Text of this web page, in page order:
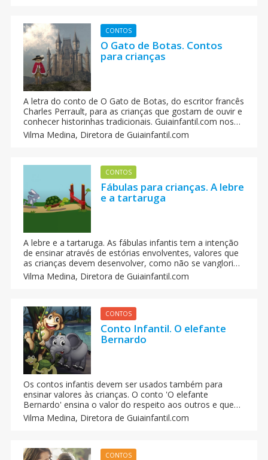
CONTOS
O Gato de Botas. Contos
para crianças
A letra do conto de O Gato de Botas, do escritor francês
Charles Perrault, para as crianças que gostam de ouvir e
conhecer historinhas tradicionais. Guiainfantil.com nos
oferece o conto de O Gato de Botas.
Vilma Medina, Diretora de Guiainfantil.com
CONTOS
Fábulas para crianças. A lebre
e a tartaruga
A lebre e a tartaruga. As fábulas infantis tem a intenção
de ensinar através de estórias envolventes, valores que
as crianças devem desenvolver, como não se vangloriar
de ninguém que não tenha os mesmos talentos que
você. Assim é a fábula da lebre e a tartaruga.
Vilma Medina, Diretora de Guiainfantil.com
CONTOS
Conto Infantil. O elefante
Bernardo
Os contos infantis devem ser usados também para
ensinar valores às crianças. O conto 'O elefante
Bernardo' ensina o valor do respeito aos outros e que
todos precisamos uns dos outros em algum momento
da vida. Um conto para que as crianças aprendam
Vilma Medina, Diretora de Guiainfantil.com
CONTOS